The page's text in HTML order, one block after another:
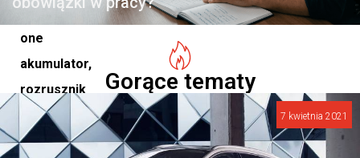
mają
one
akumulator,
rozrusznik
generator.
Gorące tematy
7 kwietnia 2021